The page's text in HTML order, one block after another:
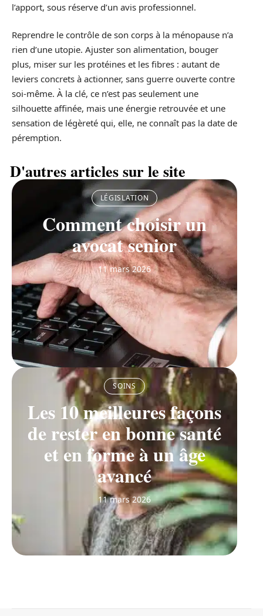
l’apport, sous réserve d’un avis professionnel.
Reprendre le contrôle de son corps à la ménopause n’a
rien d’une utopie. Ajuster son alimentation, bouger
plus, miser sur les protéines et les fibres : autant de
leviers concrets à actionner, sans guerre ouverte contre
soi-même. À la clé, ce n’est pas seulement une
silhouette affinée, mais une énergie retrouvée et une
sensation de légèreté qui, elle, ne connaît pas la date de
péremption.
D'autres articles sur le site
LÉGISLATION
Comment choisir un
avocat senior
11 mars 2026
SOINS
Les 10 meilleures façons
de rester en bonne santé
et en forme à un âge
avancé
11 mars 2026